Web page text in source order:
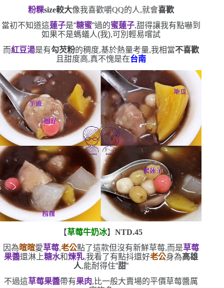
粉粿size較大像我喜歡嚼QQ的人,就會喜歡
當初不知道這蓮子是“糖蜜“過的蜜蓮子,甜得讓我有點嚇到
如果不是螞蟻人(我),可別輕易嚐試
而紅豆湯是有勾芡粉的稠度,基於熱量考量,我相當不喜歡
且甜度高,真不愧是在台南
【草莓牛奶冰】NTD.45
因為 暄暄愛草莓,老公點了這款但沒有新鮮草莓,而是草莓
果醬還淋上糖水和煉乳,我看了有點抖還好老公身為高雄
人,能耐得住“甜“
不過這草莓果醬帶有果肉,比一般大賣場的平價草莓醬厲